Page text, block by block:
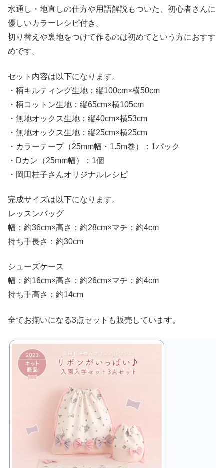
水通し・地直しの仕方や用語解説もついた、初心者さんに
優しいカラーレシピ付き。
切り替えや裏地をつけて作るのは初めてという方におすす
めです。
セット内容は以下になります。
・柄キルティング生地：縦100cm×横50cm
・柄コットン生地：縦65cm×横105cm
・無地オックス生地：縦40cm×横53cm
・無地オックス生地：縦25cm×横25cm
・カラーテープ（25mm幅・1.5m巻）：1パック
・Dカン（25mm幅）：1個
・岡田桂子さんオリジナルレシピ
完成サイズは以下になります。
レッスンバッグ
幅：約36cm×高さ：約28cm×マチ：約4cm
持ち手長さ：約30cm
シューズケース
幅：約16cm×高さ：約26cm×マチ：約4cm
持ち手高さ：約14cm
全てお揃いになる3点セットも販売しています。